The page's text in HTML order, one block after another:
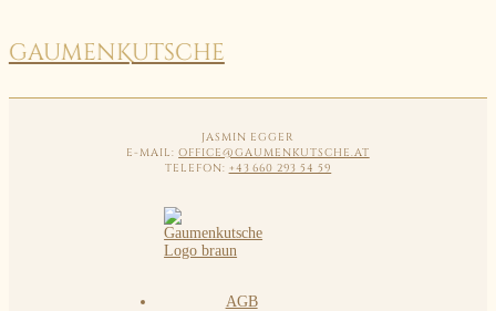
GAUMENKUTSCHE
JASMIN EGGER
E-MAIL:OFFICE@GAUMENKUTSCHE.AT
TELEFON: +43 660 293 54 59
AGB